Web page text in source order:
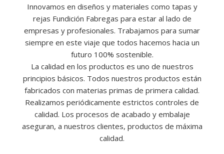
Innovamos en diseños y materiales como tapas y
rejas Fundición Fabregas para estar al lado de
empresas y profesionales. Trabajamos para sumar
siempre en este viaje que todos hacemos hacia un
futuro 100% sostenible.
La calidad en los productos es uno de nuestros
principios básicos. Todos nuestros productos están
fabricados con materias primas de primera calidad.
Realizamos periódicamente estrictos controles de
calidad. Los procesos de acabado y embalaje
aseguran, a nuestros clientes, productos de máxima
calidad.